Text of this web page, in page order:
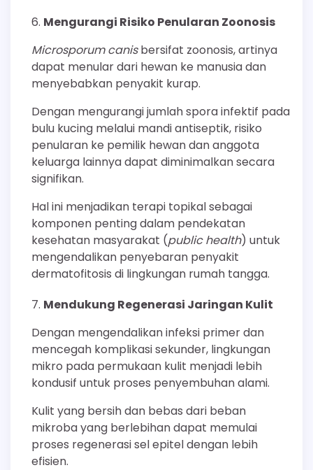
Mengurangi Risiko Penularan Zoonosis
Microsporum canisbersifat zoonosis, artinya
dapat menular dari hewan ke manusia dan
menyebabkan penyakit kurap.
Dengan mengurangi jumlah spora infektif pada
bulu kucing melalui mandi antiseptik, risiko
penularan ke pemilik hewan dan anggota
keluarga lainnya dapat diminimalkan secara
signifikan.
Hal ini menjadikan terapi topikal sebagai
komponen penting dalam pendekatan
kesehatan masyarakat (public health) untuk
mengendalikan penyebaran penyakit
dermatofitosis di lingkungan rumah tangga.
Mendukung Regenerasi Jaringan Kulit
Dengan mengendalikan infeksi primer dan
mencegah komplikasi sekunder, lingkungan
mikro pada permukaan kulit menjadi lebih
kondusif untuk proses penyembuhan alami.
Kulit yang bersih dan bebas dari beban
mikroba yang berlebihan dapat memulai
proses regenerasi sel epitel dengan lebih
efisien.